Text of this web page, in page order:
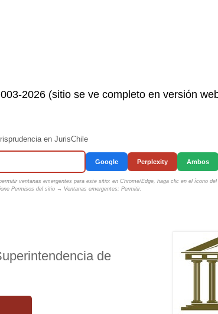
2026 (sitio se ve completo en versión
en JurisChile
Google Perplexity Ambos
ventanas emergentes para este sitio: en Chrome/Edge, haga clic en el ícono del
Permisos del sitio → Ventanas emergentes: Permitir.
de